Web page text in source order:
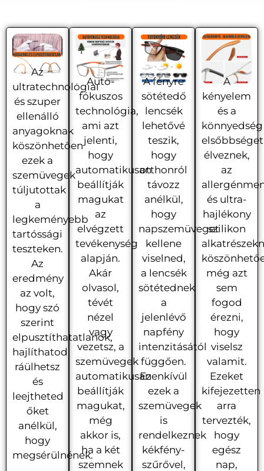
Az
ultratechnológiai
és szuper
ellenálló
anyagoknak
köszönhetően
ezek a
szemüvegek
túljutottak
a
legkeményebb
tartóssági
teszteken.
Az
eredmény
az volt,
hogy szó
szerint
elpusztíthatatlanok,
hajlíthatod,
ráülhetsz
és
leejtheted
őket
anélkül,
hogy
megsérülnének.
Auto-
fókuszos
technológia,
ami azt
jelenti,
hogy
automatikusan
beállítják
magukat
az
elvégzett
tevékenység
alapján.
Akár
olvasol,
tévét
nézel
vagy
vezetsz, a
szemüvegek
automatikusan
beállítják
magukat,
még
akkor is,
ha a két
szemnek
A fényre
sötétedő
lencsék
lehetővé
teszik,
hogy
otthonról
távozz
anélkül,
hogy
napszemüveget
kellene
viselned,
a lencsék
sötétednek
a
jelenlévő
napfény
intenzitásától
függően.
Ezenkívül
ezek a
szemüvegek
is
rendelkeznek
kékfény-
szűrővel,
A
kényelem
és a
könnyedség
elsőbbséget
élveznek,
az
és ultra-
hajlékony
szilikon
még azt
sem
fogod
érezni,
hogy
viselsz
valamit.
Ezeket
kifejezetten
arra
tervezték,
hogy
egész
nap,